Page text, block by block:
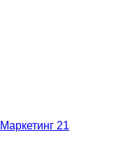
Маркетинг 21